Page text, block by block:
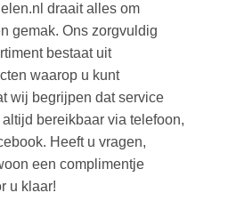
draait alles om
gemak. Ons zorgvuldig
bestaat uit
waarop u kunt
wij begrijpen dat service
bereikbaar via telefoon,
Heeft u vragen,
een complimentje
u klaar!